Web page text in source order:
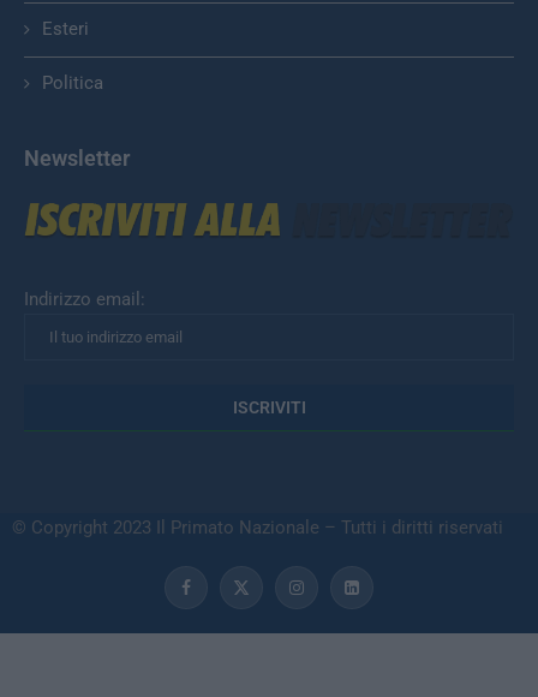
Esteri
Politica
Newsletter
Indirizzo email:
© Copyright 2023 Il Primato Nazionale – Tutti i diritti riservati